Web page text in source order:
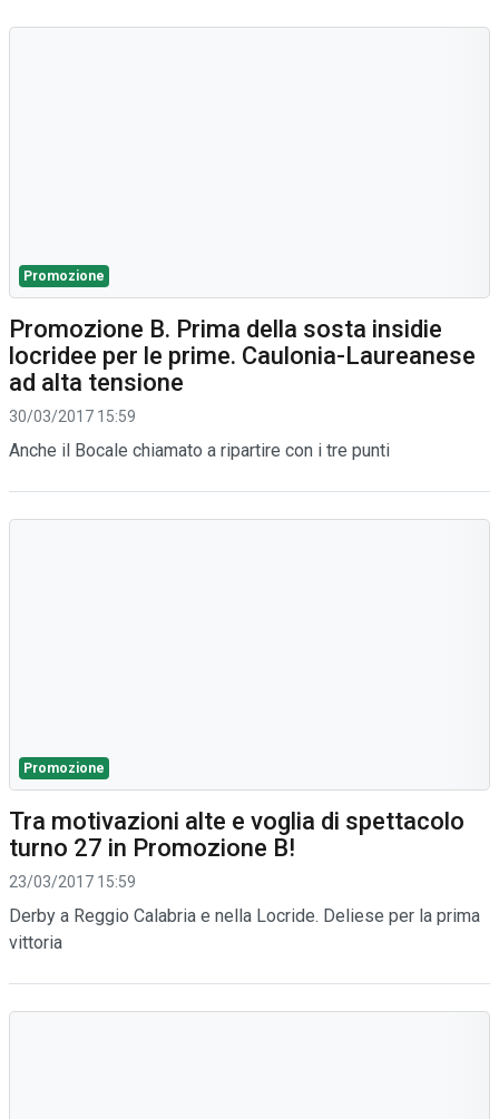
Promozione
Promozione B. Prima della sosta insidie
locridee per le prime. Caulonia-Laureanese
ad alta tensione
30/03/2017 15:59
Anche il Bocale chiamato a ripartire con i tre punti
Promozione
Tra motivazioni alte e voglia di spettacolo
turno 27 in Promozione B!
23/03/2017 15:59
Derby a Reggio Calabria e nella Locride. Deliese per la prima
vittoria